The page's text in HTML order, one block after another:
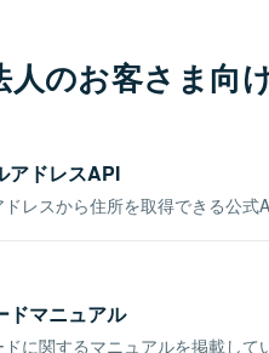
人のお客さま向
アドレスAPI
レスから住所を取得できる公式
ドマニュアル
に関するマニュアルを掲載して